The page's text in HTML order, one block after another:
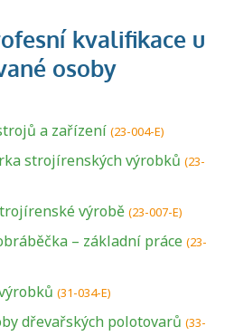
a zařízení (23-004-E)
strojírenských výrobků (23-
výrobě (23-007-E)
– základní práce (23-
(31-034-E)
dřevařských polotovarů (33-